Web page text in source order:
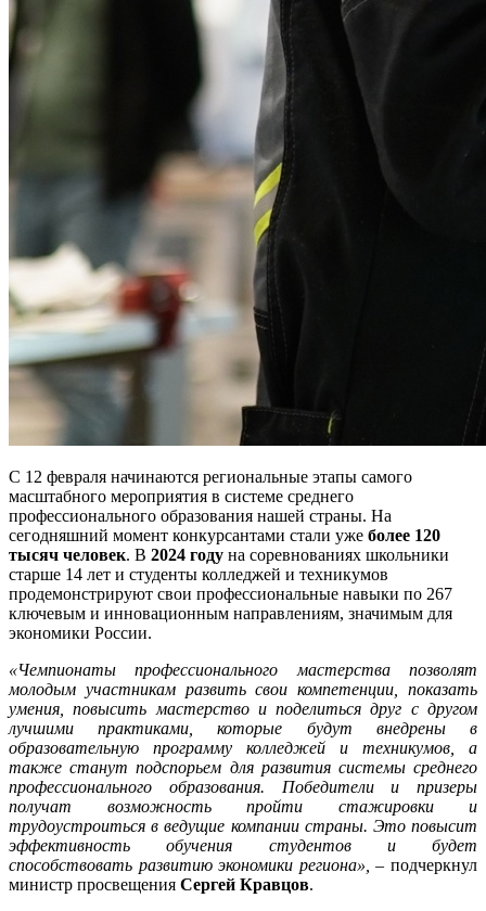
С 12 февраля начинаются региональные этапы самого
масштабного мероприятия в системе среднего
профессионального образования нашей страны. На
сегодняшний момент конкурсантами стали уже более 120
тысяч человек. В 2024 году на соревнованиях школьники
старше 14 лет и студенты колледжей и техникумов
продемонстрируют свои профессиональные навыки по 267
ключевым и инновационным направлениям, значимым для
экономики России.
«Чемпионаты профессионального мастерства позволят
молодым участникам развить свои компетенции, показать
умения, повысить мастерство и поделиться друг с другом
лучшими практиками, которые будут внедрены в
образовательную программу колледжей и техникумов, а
также станут подспорьем для развития системы среднего
профессионального образования. Победители и призеры
получат возможность пройти стажировки и
трудоустроиться в ведущие компании страны. Это повысит
эффективность обучения студентов и будет
способствовать развитию экономики региона»,– подчеркнул
министр просвещения Сергей Кравцов.